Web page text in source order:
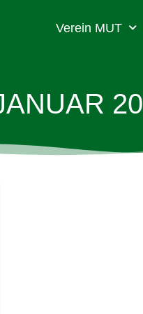
Verein MUT